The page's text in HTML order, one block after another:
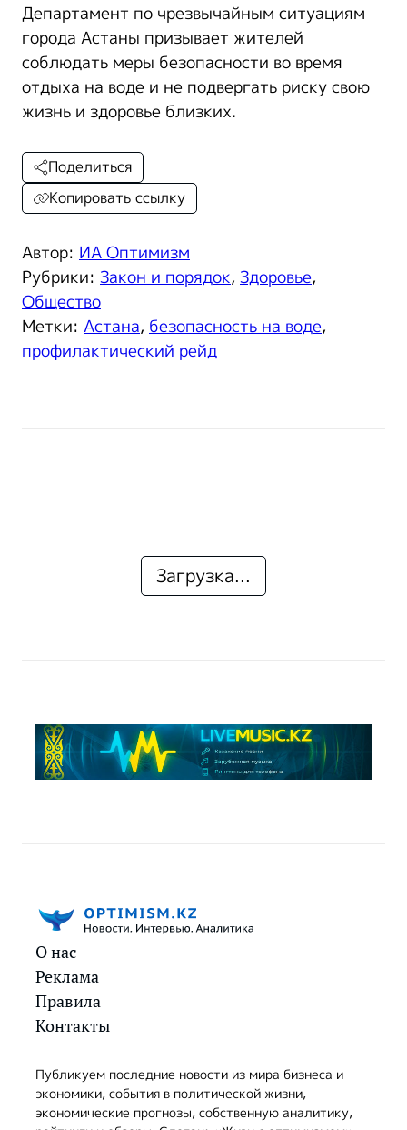
Департамент по чрезвычайным ситуациям
города Астаны призывает жителей
соблюдать меры безопасности во время
отдыха на воде и не подвергать риску свою
жизнь и здоровье близких.
Автор: ИА Оптимизм
Рубрики: Закон и порядок, Здоровье,
Общество
Метки: Астана, безопасность на воде,
профилактический рейд
Поделиться
Копировать ссылку
Загрузка...
О нас
Реклама
Правила
Контакты
Публикуем последние новости из мира бизнеса и
экономики, события в политической жизни,
экономические прогнозы, собственную аналитику,